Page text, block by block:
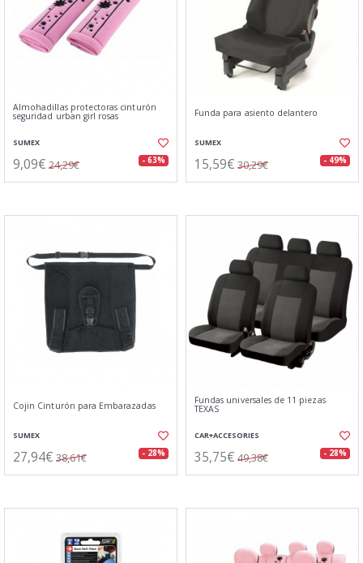
Almohadillas protectoras cinturón
seguridad urban girl rosas
SUMEX
9,09€ 24,29€ - 63%
Funda para asiento delantero
SUMEX
15,59€ 30,29€ - 49%
Cojin Cinturón para Embarazadas
SUMEX
27,94€ 38,61€ - 28%
Fundas universales de 11 piezas
TEXAS
CAR+ACCESORIES
35,75€ 49,38€ - 28%